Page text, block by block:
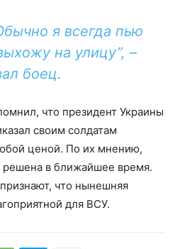
я всегда пью
на улицу”, –
боец.
что президент Украины
своим солдатам
ценой. По их мнению,
решена в ближайшее время.
что нынешняя
для ВСУ.